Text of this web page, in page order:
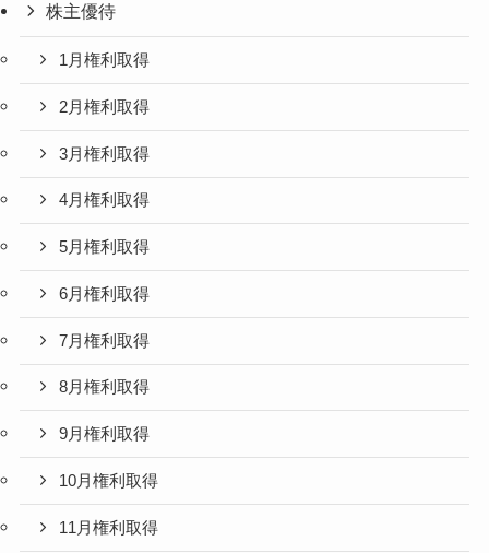
株主優待
1月権利取得
2月権利取得
3月権利取得
4月権利取得
5月権利取得
6月権利取得
7月権利取得
8月権利取得
9月権利取得
10月権利取得
11月権利取得